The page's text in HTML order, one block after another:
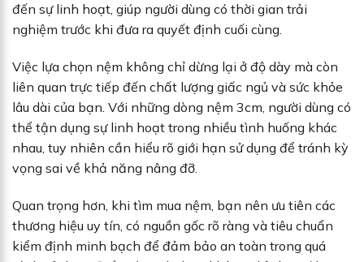
đến sự linh hoạt, giúp người dùng có thời gian trải
nghiệm trước khi đưa ra quyết định cuối cùng.
Việc lựa chọn nệm không chỉ dừng lại ở độ dày mà còn
liên quan trực tiếp đến chất lượng giấc ngủ và sức khỏe
lâu dài của bạn. Với những dòng nệm 3cm, người dùng có
thể tận dụng sự linh hoạt trong nhiều tình huống khác
nhau, tuy nhiên cần hiểu rõ giới hạn sử dụng để tránh kỳ
vọng sai về khả năng nâng đỡ.
Quan trọng hơn, khi tìm mua nệm, bạn nên ưu tiên các
thương hiệu uy tín, có nguồn gốc rõ ràng và tiêu chuẩn
kiểm định minh bạch để đảm bảo an toàn trong quá